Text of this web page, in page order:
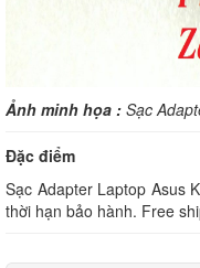
Ảnh minh họa : Sạc
Đặc điểm
Sạc Adapter Laptop Asus
thời hạn bảo hành. Free